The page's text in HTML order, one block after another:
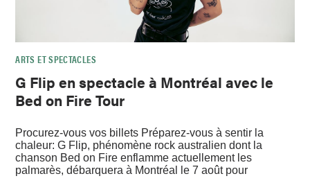
ARTS ET SPECTACLES
G Flip en spectacle à Montréal avec le
Bed on Fire Tour
Procurez-vous vos billets Préparez-vous à sentir la
chaleur: G Flip, phénomène rock australien dont la
chanson Bed on Fire enflamme actuellement les
palmarès, débarquera à Montréal le 7 août pour